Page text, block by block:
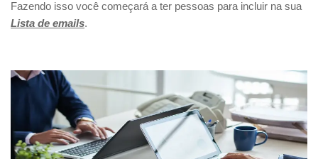
Fazendo isso você começará a ter pessoas para incluir na sua
Lista de emails.